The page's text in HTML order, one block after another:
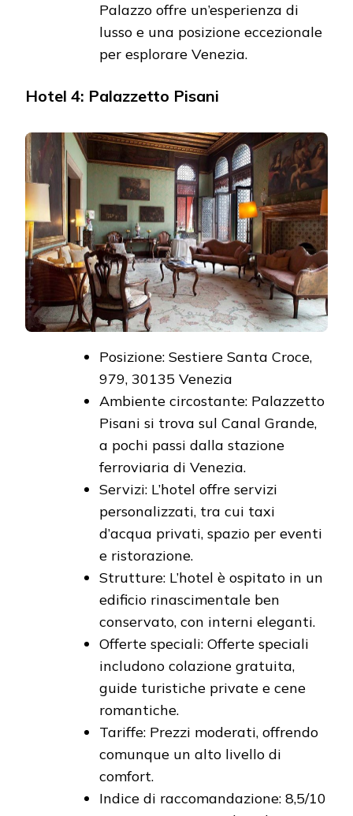
Palazzo offre un’esperienza di
lusso e una posizione eccezionale
per esplorare Venezia.
Hotel 4: Palazzetto Pisani
Posizione: Sestiere Santa Croce,
979, 30135 Venezia
Ambiente circostante: Palazzetto
Pisani si trova sul Canal Grande,
a pochi passi dalla stazione
ferroviaria di Venezia.
Servizi: L’hotel offre servizi
personalizzati, tra cui taxi
d’acqua privati, spazio per eventi
e ristorazione.
Strutture: L’hotel è ospitato in un
edificio rinascimentale ben
conservato, con interni eleganti.
Offerte speciali: Offerte speciali
includono colazione gratuita,
guide turistiche private e cene
romantiche.
Tariffe: Prezzi moderati, offrendo
comunque un alto livello di
comfort.
Indice di raccomandazione: 8,5/10